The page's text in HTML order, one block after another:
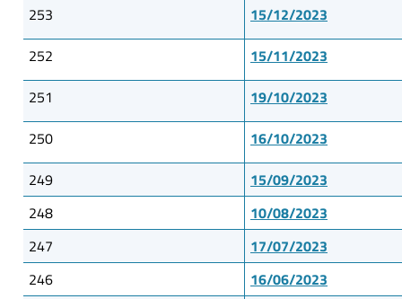
253
15/12/2023
252
15/11/2023
251
19/10/2023
250
16/10/2023
249
15/09/2023
248
10/08/2023
247
17/07/2023
246
16/06/2023